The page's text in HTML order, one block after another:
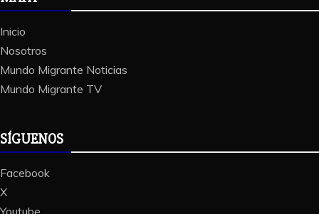
Inicio
Nosotros
Mundo Migrante Noticias
Mundo Migrante TV
SÍGUENOS
Facebook
X